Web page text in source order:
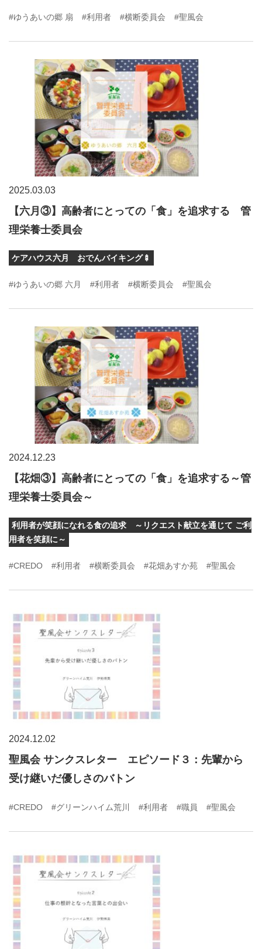
#ゆうあいの郷 扇 #利用者 #横断委員会 #聖風会
2025.03.03
【六月③】高齢者にとっての「食」を追求する 管
理栄養士委員会
ケアハウス六月 おでんバイキング🍢
#ゆうあいの郷 六月 #利用者 #横断委員会 #聖風会
2024.12.23
【花畑③】高齢者にとっての「食」を追求する～管
理栄養士委員会～
利用者が笑顔になれる食の追求 ～リクエスト献立を通じて ご利
用者を笑顔に～
#CREDO #利用者 #横断委員会 #花畑あすか苑 #聖風会
2024.12.02
聖風会 サンクスレター エピソード３：先輩から
受け継いだ優しさのバトン
#CREDO #グリーンハイム荒川 #利用者 #職員 #聖風会